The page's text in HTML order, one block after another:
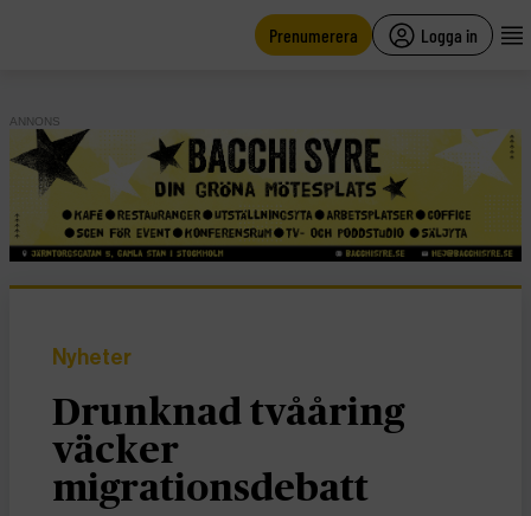
Prenumerera Logga in
ANNONS
Nyheter
Drunknad tvååring
väcker
migrationsdebatt